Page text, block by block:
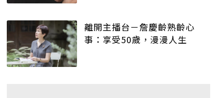
離開主播台－詹慶齡熟齡心
事：享受50歲，漫漫人生